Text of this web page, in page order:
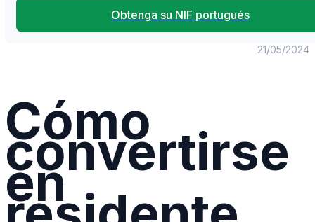
Obtenga su NIF portugués
21/05/2024
Cómo
convertirse
en